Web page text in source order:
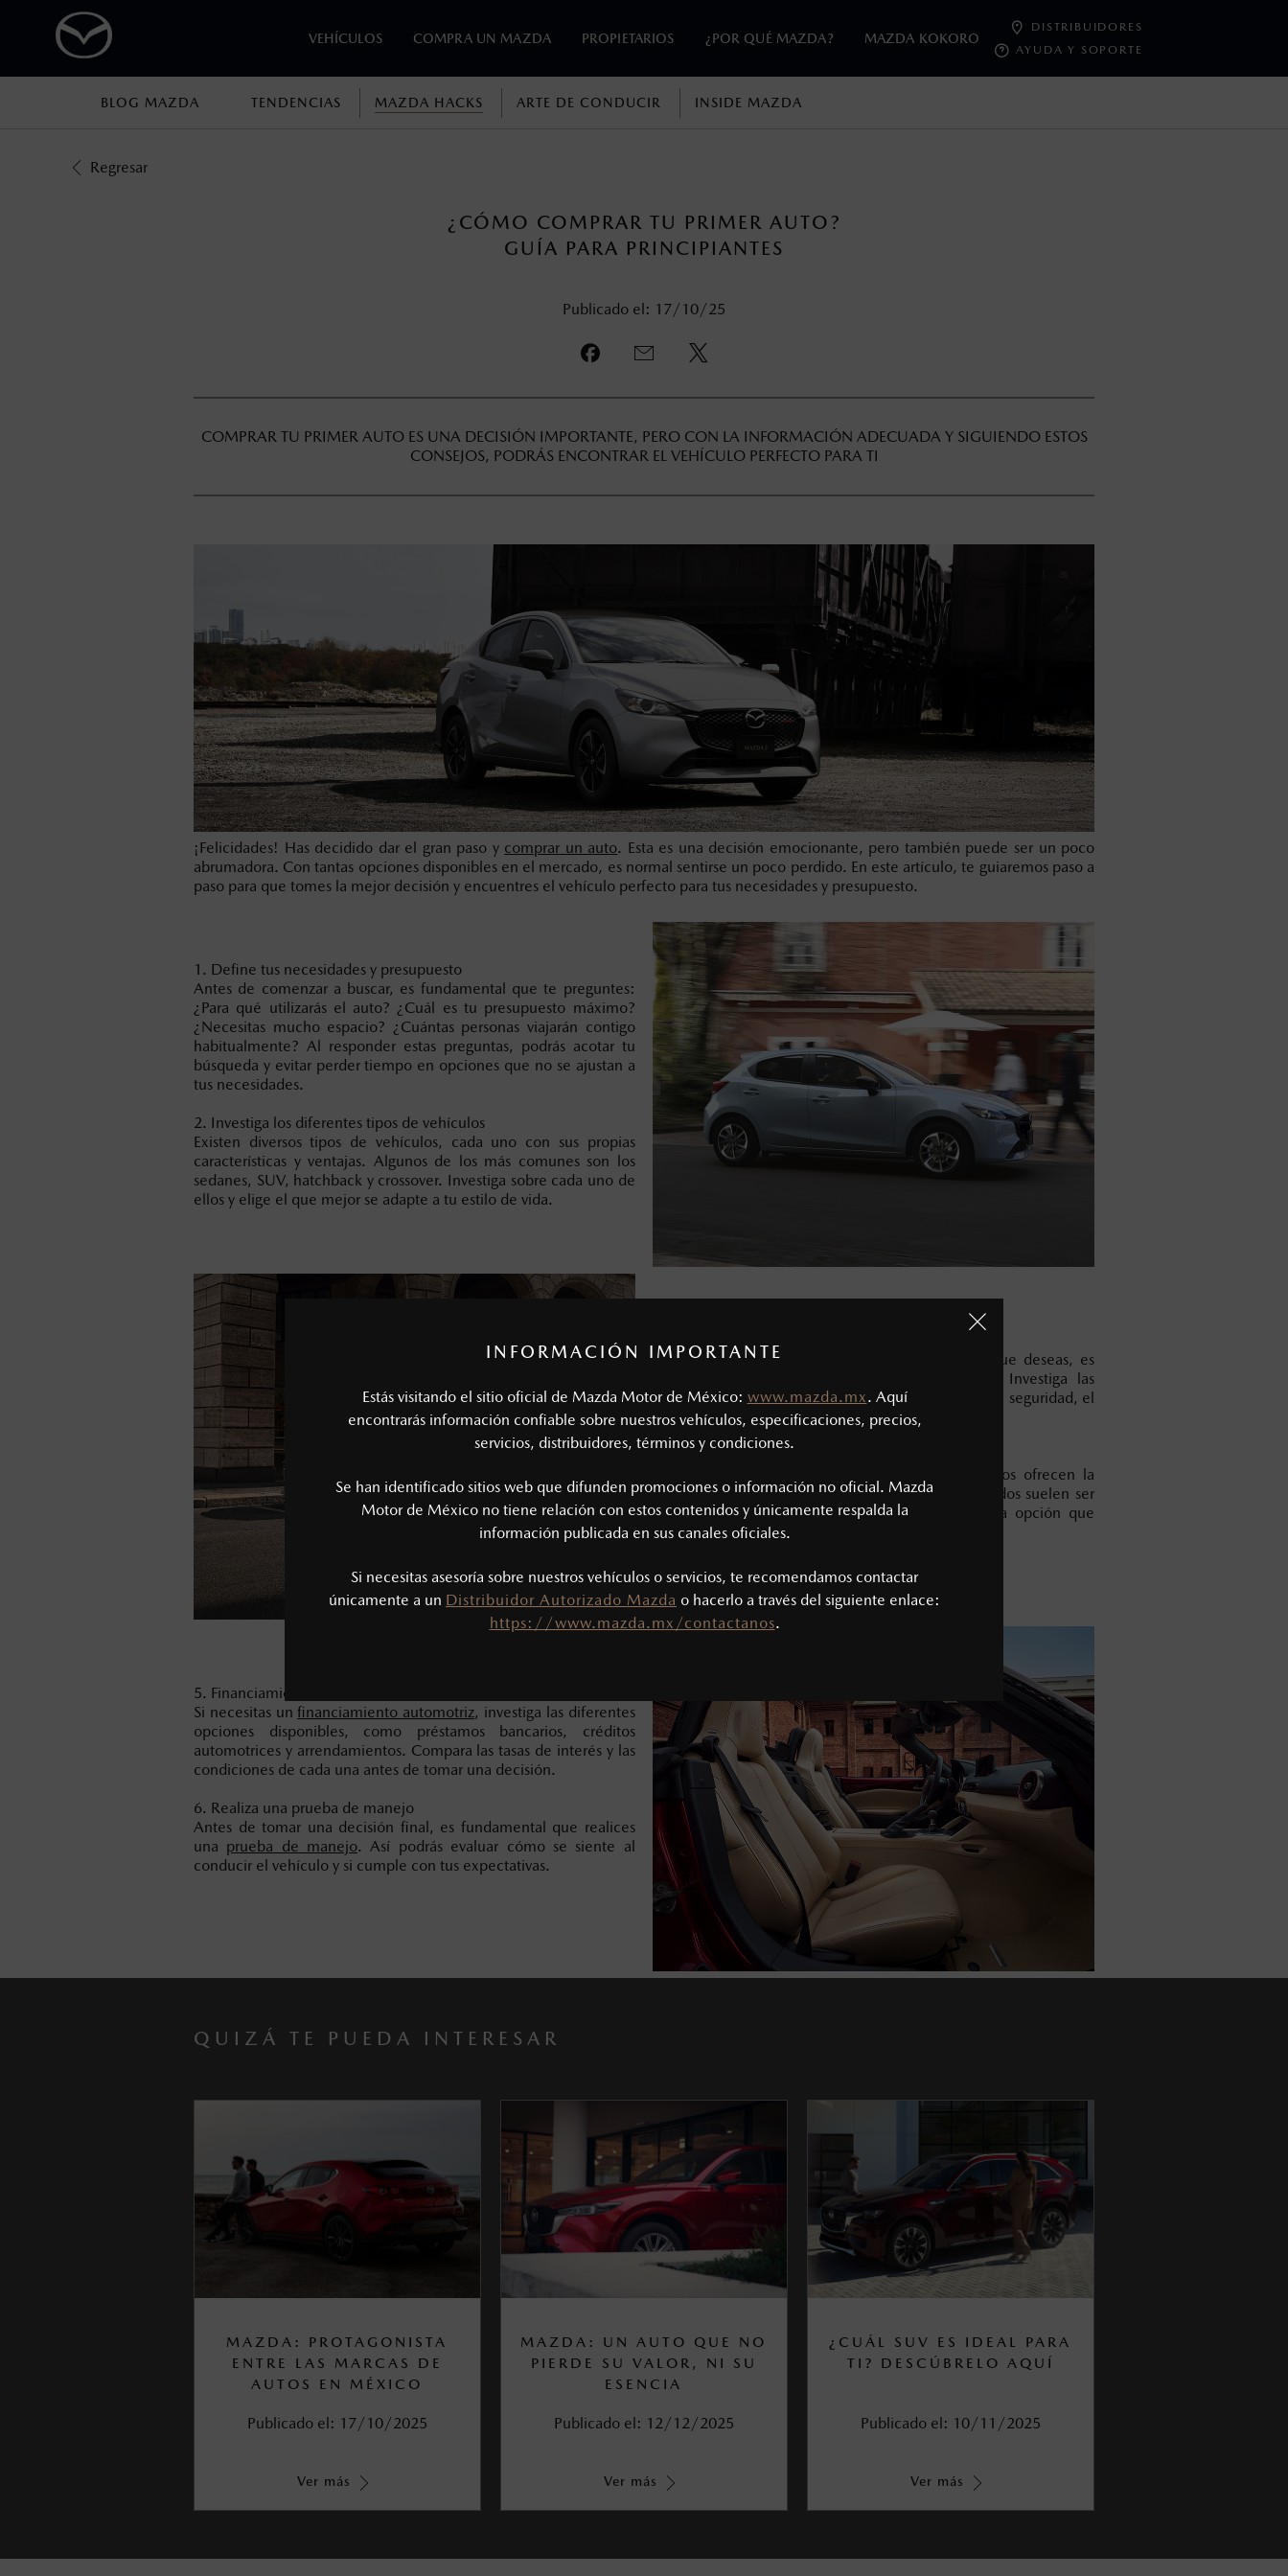
INFORMACIÓN IMPORTANTE
Estás visitando el sitio oficial de Mazda Motor de México: www.mazda.mx. Aquí
encontrarás información confiable sobre nuestros vehículos, especificaciones, precios,
servicios, distribuidores, términos y condiciones.
Se han identificado sitios web que difunden promociones o información no oficial. Mazda
Motor de México no tiene relación con estos contenidos y únicamente respalda la
información publicada en sus canales oficiales.
Si necesitas asesoría sobre nuestros vehículos o servicios, te recomendamos contactar
únicamente a un Distribuidor Autorizado Mazda o hacerlo a través del siguiente enlace:
https://www.mazda.mx/contactanos.
VEHÍCULOS COMPRA UN MAZDA PROPIETARIOS ¿POR QUÉ MAZDA? MAZDA KOKORO
DISTRIBUIDORES
AYUDA Y SOPORTE
BLOG MAZDA TENDENCIAS MAZDA HACKS ARTE DE CONDUCIR INSIDE MAZDA
Regresar
¿CÓMO COMPRAR TU PRIMER AUTO?
GUÍA PARA PRINCIPIANTES
Publicado el: 17/10/25
COMPRAR TU PRIMER AUTO ES UNA DECISIÓN IMPORTANTE, PERO CON LA INFORMACIÓN ADECUADA Y SIGUIENDO ESTOS
CONSEJOS, PODRÁS ENCONTRAR EL VEHÍCULO PERFECTO PARA TI
¡Felicidades! Has decidido dar el gran paso y comprar un auto. Esta es una decisión emocionante, pero también puede ser un poco
abrumadora. Con tantas opciones disponibles en el mercado, es normal sentirse un poco perdido. En este artículo, te guiaremos paso a
paso para que tomes la mejor decisión y encuentres el vehículo perfecto para tus necesidades y presupuesto.
1. Define tus necesidades y presupuesto
Antes de comenzar a buscar, es fundamental que te preguntes:
¿Para qué utilizarás el auto? ¿Cuál es tu presupuesto máximo?
¿Necesitas mucho espacio? ¿Cuántas personas viajarán contigo
habitualmente? Al responder estas preguntas, podrás acotar tu
búsqueda y evitar perder tiempo en opciones que no se ajustan a
tus necesidades.
2. Investiga los diferentes tipos de vehículos
Existen diversos tipos de vehículos, cada uno con sus propias
características y ventajas. Algunos de los más comunes son los
sedanes, SUV, hatchback y crossover. Investiga sobre cada uno de
ellos y elige el que mejor se adapte a tu estilo de vida.
Una vez que hayas definido el tipo de vehículo que deseas, es
hora de comparar marcas de autos y modelos. Investiga las
características de cada uno, como el rendimiento, la seguridad, el
consumo de combustible y el equipamiento.
4. Considera comprar un auto nuevo o usado
Ambos tienen sus pros y contras. Los autos nuevos ofrecen la
última tecnología y garantías, mientras que los usados suelen ser
más económicos. Evalúa tus prioridades y elige la opción que
mejor se adapte a tu presupuesto y necesidades.
5. Financiamiento
Si necesitas unfinanciamiento automotriz, investiga las diferentes
opciones disponibles, como préstamos bancarios, créditos
automotrices y arrendamientos. Compara las tasas de interés y las
condiciones de cada una antes de tomar una decisión.
6. Realiza una prueba de manejo
Antes de tomar una decisión final, es fundamental que realices
una prueba de manejo. Así podrás evaluar cómo se siente al
conducir el vehículo y si cumple con tus expectativas.
QUIZÁ TE PUEDA INTERESAR
MAZDA: PROTAGONISTA
ENTRE LAS MARCAS DE
AUTOS EN MÉXICO
Publicado el: 17/10/2025
Ver más
MAZDA: UN AUTO QUE NO
PIERDE SU VALOR, NI SU
ESENCIA
Publicado el: 12/12/2025
Ver más
¿CUÁL SUV ES IDEAL PARA
TI? DESCÚBRELO AQUÍ
Publicado el: 10/11/2025
Ver más